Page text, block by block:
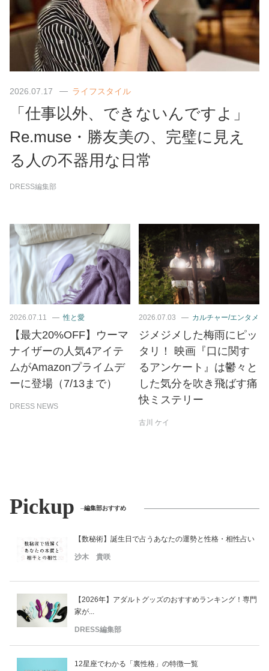
2026.07.17 ライフスタイル
「仕事以外、できないんですよ」
Re.muse・勝友美の、完璧に見え
る人の不器用な日常
DRESS編集部
2026.07.11 性と愛
【最大20%OFF】ウーマ
ナイザーの人気4アイテ
ムがAmazonプライムデ
ーに登場（7/13まで）
DRESS NEWS
2026.07.03 カルチャー/エンタメ
ジメジメした梅雨にピッ
タリ！ 映画『口に関す
るアンケート』は鬱々と
した気分を吹き飛ばす痛
快ミステリー
古川 ケイ
Pickup 編集部おすすめ
【数秘術】誕生日で占うあなたの運勢と性格・相性占い
沙木 貴咲
【2026年】アダルトグッズのおすすめランキング！専門
家が...
DRESS編集部
12星座でわかる「裏性格」の特徴一覧